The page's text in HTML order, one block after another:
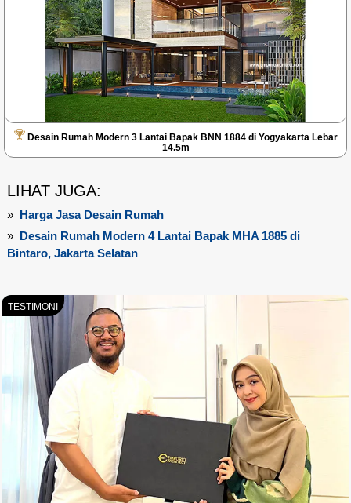
Desain Rumah Modern 3 Lantai Bapak BNN 1884 di Yogyakarta Lebar
14.5m
LIHAT JUGA:
» Harga Jasa Desain Rumah
» Desain Rumah Modern 4 Lantai Bapak MHA 1885 di
Bintaro, Jakarta Selatan
TESTIMONI